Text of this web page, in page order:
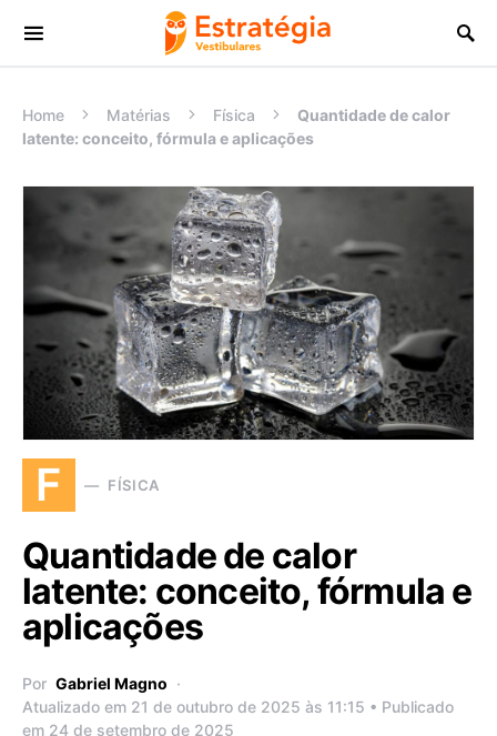
Procurar:
Home Matérias Física
Quantidade de calor
latente: conceito, fórmula e aplicações
F FÍSICA
Quantidade de calor
latente: conceito, fórmula e
aplicações
Por Gabriel Magno
Atualizado em 21 de outubro de 2025 às 11:15 • Publicado
em 24 de setembro de 2025